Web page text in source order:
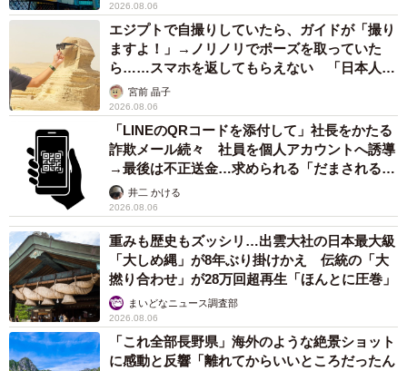
2026.08.06
エジプトで自撮りしていたら、ガイドが「撮り
ますよ！」→ノリノリでポーズを取っていた
ら……スマホを返してもらえない 「日本人は
カモ代表かも」「私は6時間で3万円払った」
宮前 晶子
2026.08.06
「LINEのQRコードを添付して」社長をかたる
詐欺メール続々 社員を個人アカウントへ誘導
→最後は不正送金…求められる「だまされる前
提」の対策
井二 かける
2026.08.06
重みも歴史もズッシリ…出雲大社の日本最大級
「大しめ縄」が8年ぶり掛けかえ 伝統の「大
撚り合わせ」が28万回超再生「ほんとに圧巻」
まいどなニュース調査部
2026.08.06
「これ全部長野県」海外のような絶景ショット
に感動と反響「離れてからいいところだったん